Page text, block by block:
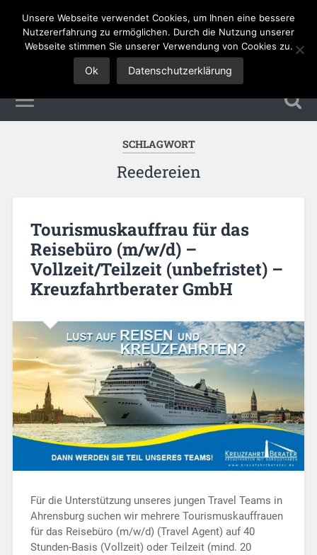
Tourismus Jobs
SCHLAGWORT
Reedereien
Tourismuskauffrau für das
Reisebüro (m/w/d) –
Vollzeit/Teilzeit (unbefristet) –
Kreuzfahrtberater GmbH
Für die Unterstützung unseres jungen Travel Teams in
Ahrensburg suchen wir mehrere Tourismuskauffrauen
für das Reisebüro (m/w/d) (Travel Agent) auf 40
Stunden-Basis (Vollzeit) oder Teilzeit (mind. 20
Unsere Webseite verwendet Cookies, um Ihnen eine bessere
Nutzererfahrung zu ermöglichen. Durch die Nutzung unserer
Webseite stimmen Sie unserer Verwendung von Cookies zu.
Ok Datenschutzerklärung